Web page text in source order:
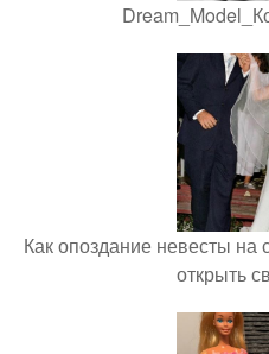
Как опоздание невесты на
открыть